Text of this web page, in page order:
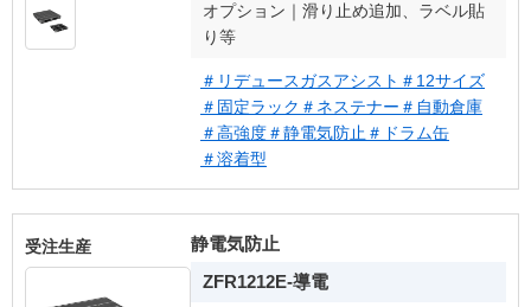
オプション｜ 滑り止め追加、ラベル貼
り等
＃リデュースガスアシスト ＃12サイズ
＃固定ラック ＃ネステナー ＃自動倉庫
＃高強度＃静電気防止 ＃ドラム缶
＃溶着型
受注生産
静電気防止
ZFR1212E-導電